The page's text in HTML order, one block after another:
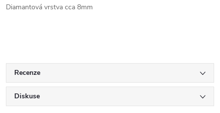
Diamantová vrstva cca 8mm
Recenze
Diskuse